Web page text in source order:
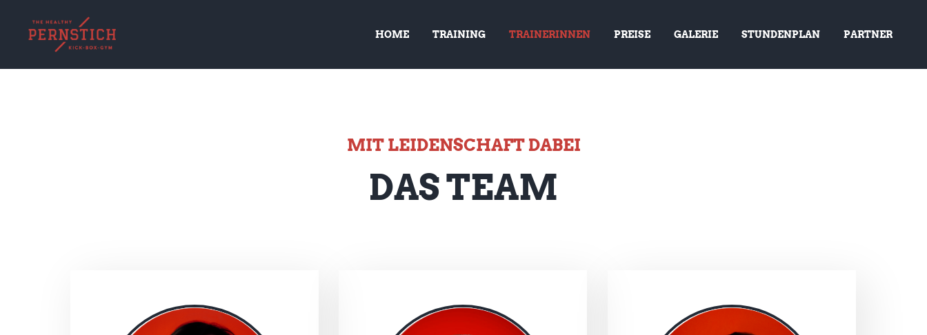
HOME TRAINING TRAINERINNEN PREISE GALERIE STUNDENPLAN PARTNER
MIT LEIDENSCHAFT DABEI
DAS TEAM